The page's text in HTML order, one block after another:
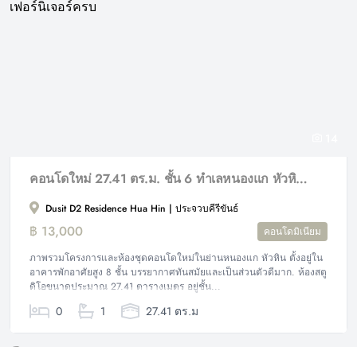
คอนโดใหม่ 27.41 ตร.ม. ชั้น 6 ทำเลหนองแก หัวหิน พร้อมเฟอร์นิเจอร์ครบ
Dusit D2 Residence Hua Hin | ประจวบคีรีขันธ์
฿ 13,000
คอนโดมิเนียม
ภาพรวมโครงการและห้องชุดคอนโดใหม่ในย่านหนองแก หัวหิน ตั้งอยู่ใน
อาคารพักอาศัยสูง 8 ชั้น บรรยากาศทันสมัยและเป็นส่วนตัวดีมาก. ห้องสตู
ดิโอขนาดประมาณ 27.41 ตารางเมตร อยู่ชั้น...
0 1 27.41 ตร.ม